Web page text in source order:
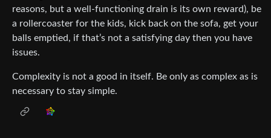
reasons, but a well-functioning drain is its own reward), be
a rollercoaster for the kids, kick back on the sofa, get your
balls emptied, if that’s not a satisfying day then you have
issues.
Complexity is not a good in itself. Be only as complex as is
necessary to stay simple.